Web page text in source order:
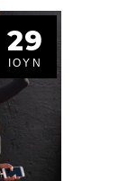
29
ΙΟΎΝ